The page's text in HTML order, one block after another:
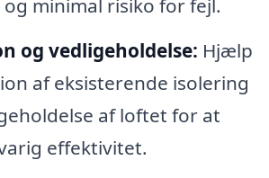
minimal risiko for fejl.
og vedligeholdelse: Hjælp
af eksisterende isolering
af loftet for at
effektivitet.